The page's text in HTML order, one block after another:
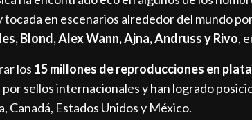
tocada en escenarios alrededor del mundo
Blond, Alex Wann, Ajna, Andruss y Rivo,
los 15 millones de reproducciones en
sellos internacionales y han logrado
Canadá, Estados Unidos y México.